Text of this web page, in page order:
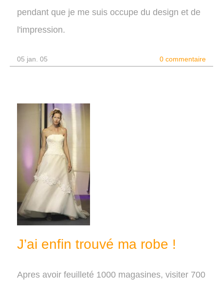
pendant que je me suis occupe du design et de
l'impression.
05 jan. 05 0 commentaire
J’ai enfin trouvé ma robe !
Apres avoir feuilleté 1000 magasines, visiter 700